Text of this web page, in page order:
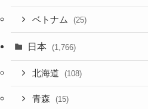
ベトナム (25)
日本 (1,766)
北海道 (108)
青森 (15)